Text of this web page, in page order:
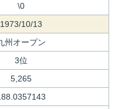
\0
1973/10/13
州オープン
3位
5,265